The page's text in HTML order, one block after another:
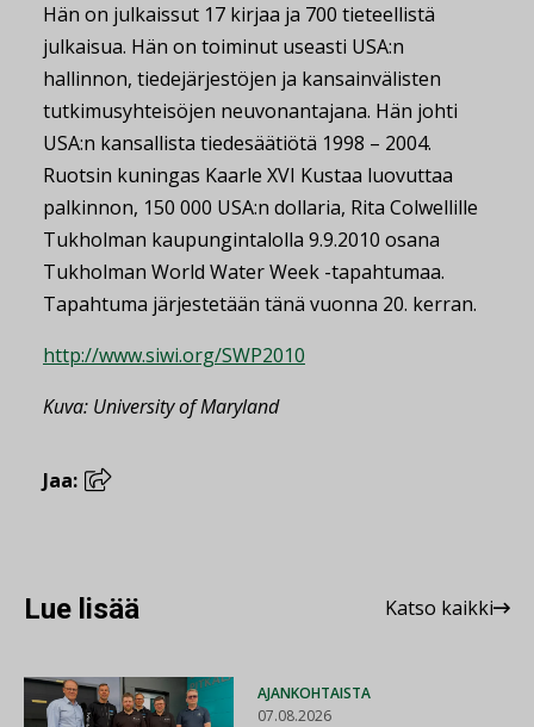
Hän on julkaissut 17 kirjaa ja 700 tieteellistä
julkaisua. Hän on toiminut useasti USA:n
hallinnon, tiedejärjestöjen ja kansainvälisten
tutkimusyhteisöjen neuvonantajana. Hän johti
USA:n kansallista tiedesäätiötä 1998 – 2004.
Ruotsin kuningas Kaarle XVI Kustaa luovuttaa
palkinnon, 150 000 USA:n dollaria, Rita Colwellille
Tukholman kaupungintalolla 9.9.2010 osana
Tukholman World Water Week -tapahtumaa.
Tapahtuma järjestetään tänä vuonna 20. kerran.
http://www.siwi.org/SWP2010
Kuva: University of Maryland
Jaa:
Lue lisää Katso kaikki
AJANKOHTAISTA
07.08.2026